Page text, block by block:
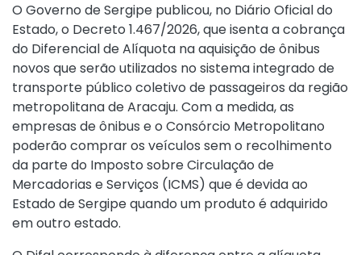
O Governo de Sergipe publicou, no Diário Oficial do
Estado, o Decreto 1.467/2026, que isenta a cobrança
do Diferencial de Alíquota na aquisição de ônibus
novos que serão utilizados no sistema integrado de
transporte público coletivo de passageiros da região
metropolitana de Aracaju. Com a medida, as
empresas de ônibus e o Consórcio Metropolitano
poderão comprar os veículos sem o recolhimento
da parte do Imposto sobre Circulação de
Mercadorias e Serviços (ICMS) que é devida ao
Estado de Sergipe quando um produto é adquirido
em outro estado.